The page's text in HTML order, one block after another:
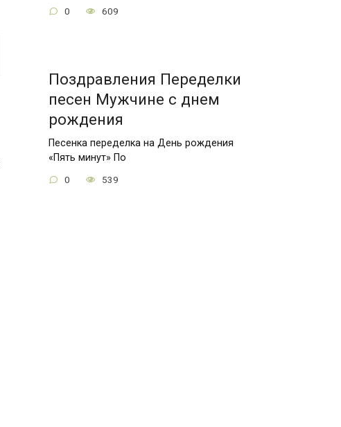
0 609
Поздравления Переделки
песен Мужчине с днем
рождения
Песенка переделка на День рождения
«Пять минут» По
0 539